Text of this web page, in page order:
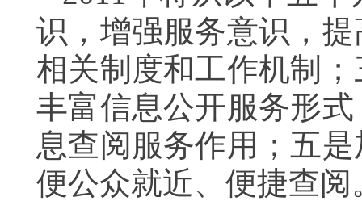
识，增强服务意识，
相关制度和工作机制
丰富信息公开服务形
息查阅服务作用；五
便公众就近、便捷查阅